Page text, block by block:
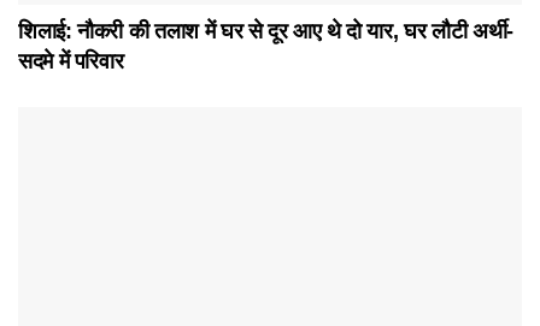
शिलाई: नौकरी की तलाश में घर से दूर आए थे दो यार, घर लौटी अर्थी-
सदमे में परिवार